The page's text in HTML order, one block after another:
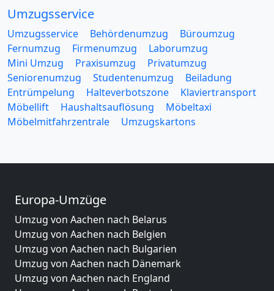
Umzugsservice
Umzugsservice Behördenumzug
Büroumzug
Fernumzug
Firmenumzug
Laborumzug
Mini Umzug
Praxisumzug
Privatumzug
Seniorenumzug
Studentenumzug
Beiladung
Entrümpelung
Halteverbotszone
Klaviertransport
Möbellift
Haushaltsauflösung
Möbeltaxi
Möbelmitfahrzentrale
Umzugskartons
Europa-Umzüge
Umzug von Aachen nach Belarus
Umzug von Aachen nach Belgien
Umzug von Aachen nach Bulgarien
Umzug von Aachen nach Dänemark
Umzug von Aachen nach England